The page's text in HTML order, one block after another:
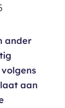
ander
aan